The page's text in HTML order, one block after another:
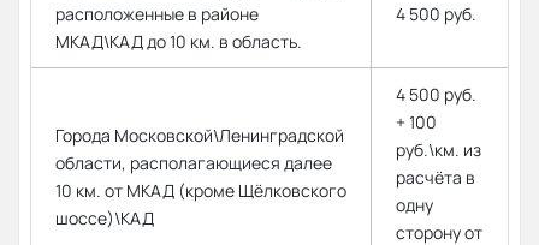
расположенные в районе
МКАД\КАД до 10 км. в область.
4 500 руб.
Города Московской\Ленинградской
области, располагающиеся далее
10 км. от МКАД (кроме Щёлковского
шоссе)\КАД
4 500 руб.
+ 100
руб.\км. из
расчёта в
одну
сторону от